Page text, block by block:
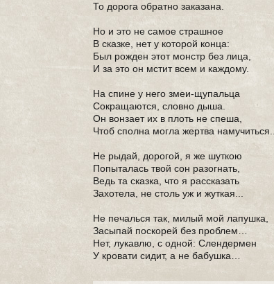
То дорога обратно заказана.
Но и это не самое страшное
В сказке, нет у которой конца:
Был рожден этот монстр без лица,
И за это он мстит всем и каждому.
На спине у него змеи-щупальца
Сокращаются, словно дыша.
Он вонзает их в плоть не спеша,
Чтоб сполна могла жертва намучиться...
Не рыдай, дорогой, я же шуткою
Попыталась твой сон разогнать,
Ведь та сказка, что я рассказать
Захотела, не столь уж и жуткая...
Не печалься так, милый мой лапушка,
Засыпай поскорей без проблем…
Нет, лукавлю, с одной: Слендермен
У кровати сидит, а не бабушка…